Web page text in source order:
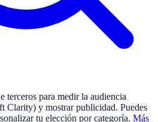
terceros para medir la audiencia
Clarity) y mostrar publicidad. Puedes
tu elección por categoría. Más